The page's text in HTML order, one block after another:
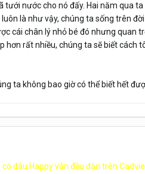
tưới nước cho nó đấy. Hai năm qua
luôn là như vậy, chúng ta sống trên
cái chân lý nhỏ bé đó nhưng
hơn rất nhiều, chúng ta sẽ biết cách
ta không bao giờ có thể biết hết
đâu Happy vẫn đều đặn trên